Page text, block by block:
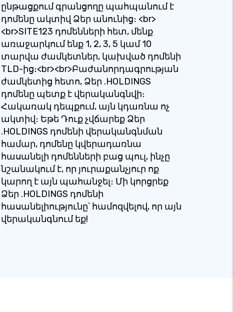
ընթացքում գրանցողը պահպանում է
դոմենը ակտիվ Ձեր անունից։ <br>
<br>SITE123 դոմենների հետ, մենք
առաջարկում ենք 1, 2, 3, 5 կամ 10
տարվա ժամկետներ, կախված դոմենի
TLD-ից։<br><br>Բաժանորդագրության
ժամկետից հետո, Ձեր .HOLDINGS
դոմենը պետք է վերականգնվի։
Հակառակ դեպքում, այն կդառնա ոչ
ակտիվ։ Եթե Դուք չվճարեք Ձեր
.HOLDINGS դոմենի վերականգնման
համար, դոմենը կվերադառնա
հասանելի դոմենների բաց պուլ, ինչը
նշանակում է, որ յուրաքանչյուր ոք
կարող է այն պահանջել։ Մի կորցրեք
Ձեր .HOLDINGS դոմենի
հասանելիությունը՝ համոզվելով, որ այն
վերականգնում եք!